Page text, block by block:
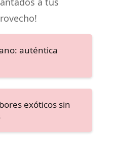
auténtica
exóticos sin